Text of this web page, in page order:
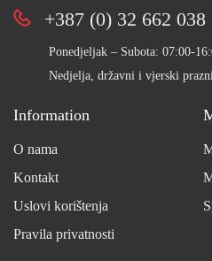
+387 (0) 32 662 038
Ponedjeljak – Subota: 07:00-
Nedjelja, državni i vjerski
Information
O nama
Kontakt
Uslovi korištenja
Pravila privatnosti